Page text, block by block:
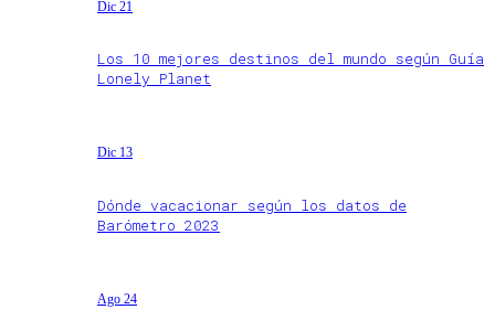
Dic 21
Los 10 mejores destinos del mundo según Guía
Lonely Planet
Dic 13
Dónde vacacionar según los datos de
Barómetro 2023
Ago 24